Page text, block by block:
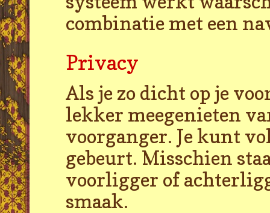
combinatie met een
Privacy
Als je zo dicht op je
lekker meegenieten
voorganger. Je kunt
gebeurt. Misschien
voorligger of
smaak.